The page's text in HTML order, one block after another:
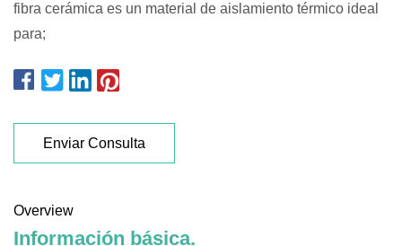
fibra cerámica es un material de aislamiento térmico ideal
para;
Enviar Consulta
Overview
Información básica.